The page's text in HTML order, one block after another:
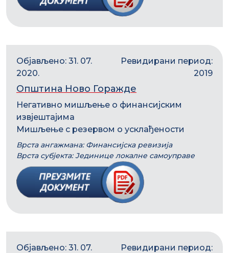
Објављено: 31. 07.
2020.
Ревидирани период:
2019
Општина Ново Горажде
Негативно мишљење о финансијским
извјештајима
Мишљење с резервом о усклађености
Врста ангажмана: Финансијска ревизија
Врста субјекта: Јединице локалне самоуправе
Објављено: 31. 07.
Ревидирани период: